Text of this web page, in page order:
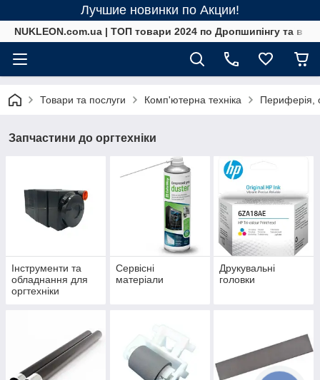
Лучшие новинки по Акции!
NUKLEON.com.ua | ТОП товари 2024 по Дропшипінгу та в
Товари та послуги Комп'ютерна техніка Периферія,
Запчастини до оргтехніки
Інструменти та
обладнання для
оргтехніки
Сервісні
матеріали
Друкувальні
головки